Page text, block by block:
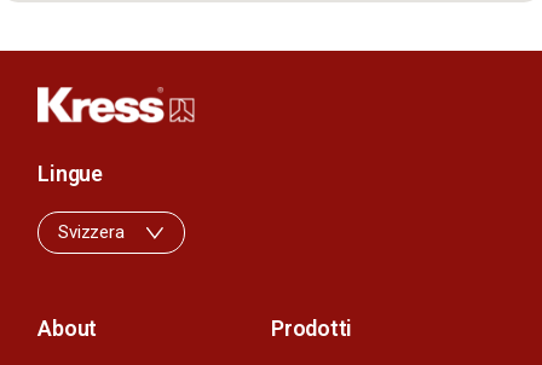
About Prodotti
Lingue
Svizzera